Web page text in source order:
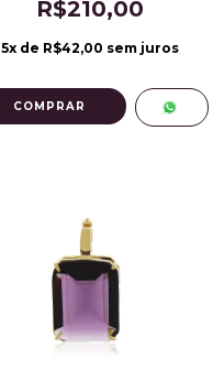
R$210,00
5x de R$42,00 sem juros